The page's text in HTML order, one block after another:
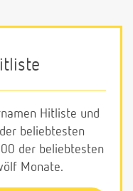
Hitliste und
beliebtesten
der beliebtesten
Monate.